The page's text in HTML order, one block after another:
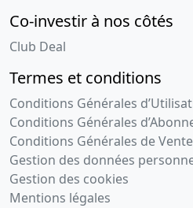
Co-investir à nos côtés
Club Deal
Termes et conditions
Conditions Générales
Conditions Générales
Conditions Générales de Vente
Gestion des données
Gestion des cookies
Mentions légales